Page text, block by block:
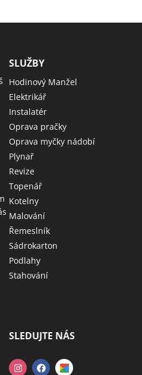
SLUŽBY
Hodinový Manžel
Elektrikář
Instalatér
Oprava pračky
Oprava myčky nádobí
Plynař
Revize
Topenář
Kotelny
Malování
Řemeslník
Sádrokarton
Podlahy
Stahování
SLEDUJTE NÁS